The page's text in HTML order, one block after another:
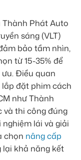
Phát Auto
sáng (VLT)
bảo tầm nhìn,
từ 15-35% để
Điều quan
đặt phim cách
như Thành
và thi công đúng
lái và giải
chọn nâng cấp
lại khả năng kết